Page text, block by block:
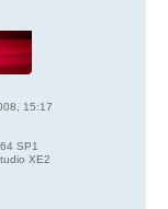
15:17
SP1
XE2